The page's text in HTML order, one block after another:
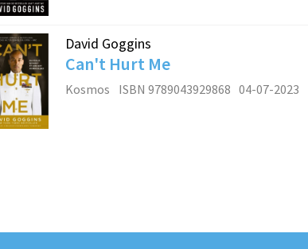
David Goggins
Can't Hurt Me
Kosmos ISBN 9789043929868 04-07-2023